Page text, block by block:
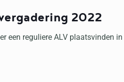
2022
een reguliere ALV plaatsvinden